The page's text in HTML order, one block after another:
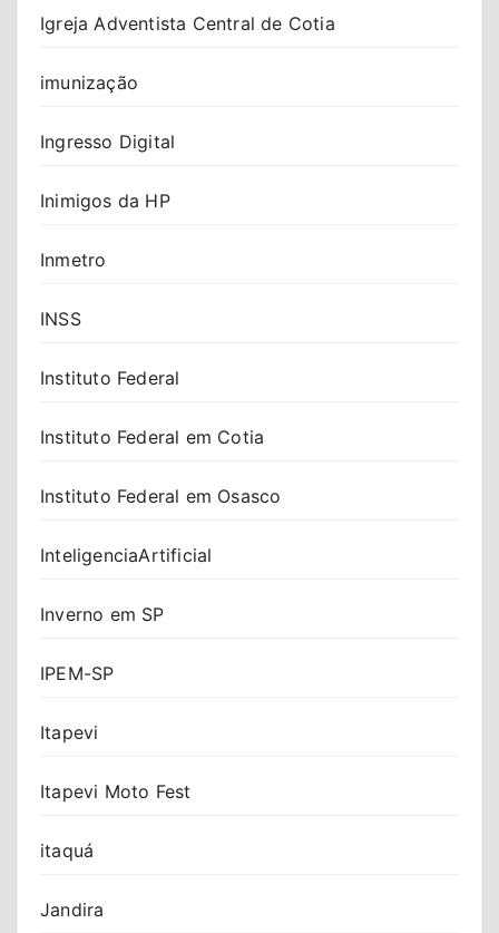
Igreja Adventista Central de Cotia
imunização
Ingresso Digital
Inimigos da HP
Inmetro
INSS
Instituto Federal
Instituto Federal em Cotia
Instituto Federal em Osasco
InteligenciaArtificial
Inverno em SP
IPEM-SP
Itapevi
Itapevi Moto Fest
itaquá
Jandira